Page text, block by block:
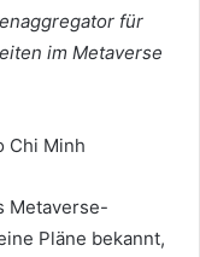
für
im Metaverse
Chi Minh
Metaverse-
Pläne bekannt,